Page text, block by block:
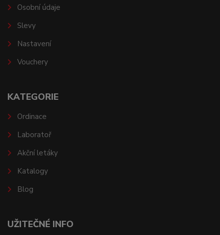
Osobní údaje
Slevy
Nastavení
Vouchery
KATEGORIE
Ordinace
Laboratoř
Akční letáky
Katalogy
Blog
UŽITEČNÉ INFO